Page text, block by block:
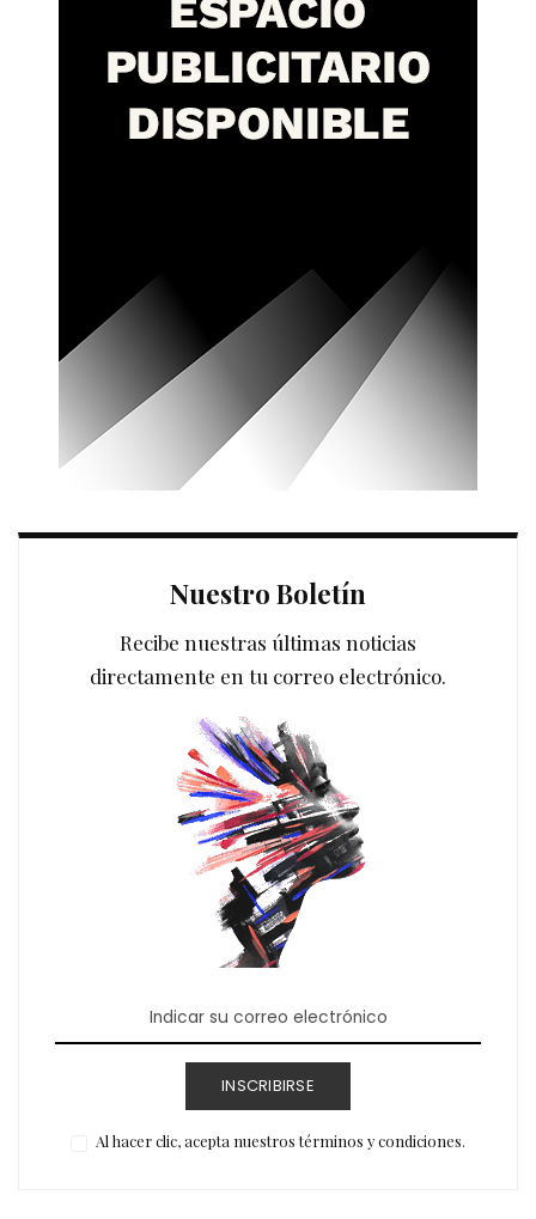
Nuestro Boletín
Recibe nuestras últimas noticias
directamente en tu correo electrónico.
INSCRIBIRSE
Al hacer clic, acepta nuestros términos y condiciones.